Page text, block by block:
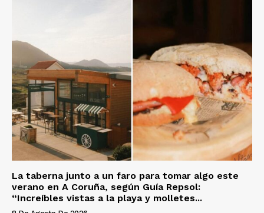
La taberna junto a un faro para tomar algo este
verano en A Coruña, según Guía Repsol:
“Increíbles vistas a la playa y molletes...